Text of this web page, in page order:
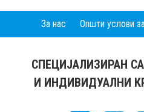
За нас Општи услови
СПЕЦИЈАЛИЗИРАН
И ИНДИВИДУАЛНИ